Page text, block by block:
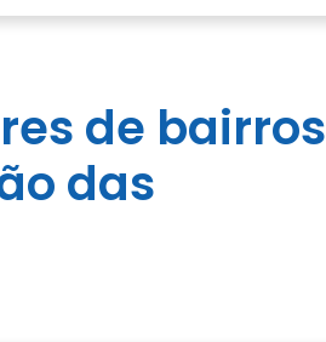
de bairros
das